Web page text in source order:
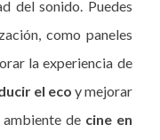
del sonido. Puedes
como paneles
la experiencia de
el eco y mejorar
de cine en